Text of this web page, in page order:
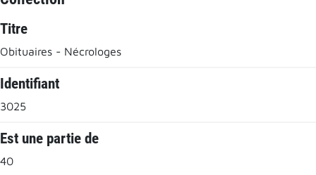
Titre
Obituaires - Nécrologes
Identifiant
3025
Est une partie de
40